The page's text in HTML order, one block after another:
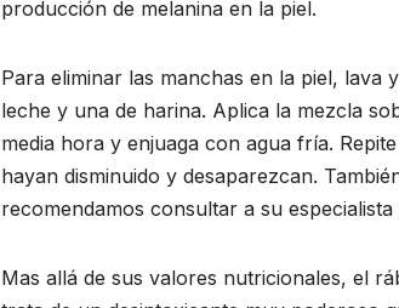
ACONTECER CULTURAL
producción de melanina en la piel.
Para eliminar las manchas en la piel,
leche y una de harina. Aplica la mezcla
media hora y enjuaga con agua fría.
hayan disminuido y desaparezcan.
recomendamos consultar a su
Mas allá de sus valores nutricionales, el